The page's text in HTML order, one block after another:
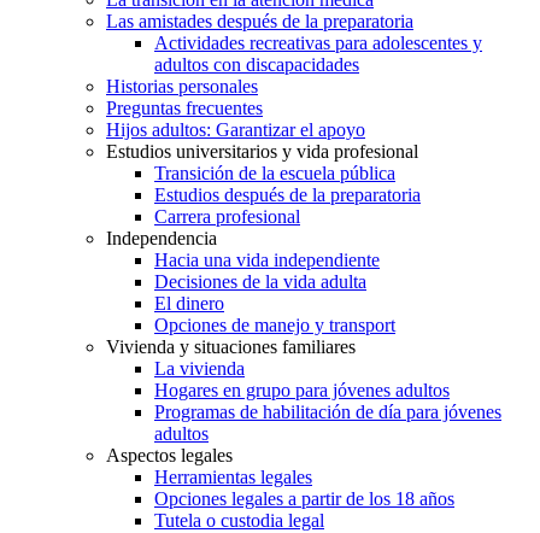
Las amistades después de la preparatoria
Actividades recreativas para adolescentes y
adultos con discapacidades
Historias personales
Preguntas frecuentes
Hijos adultos: Garantizar el apoyo
Estudios universitarios y vida profesional
Transición de la escuela pública
Estudios después de la preparatoria
Carrera profesional
Independencia
Hacia una vida independiente
Decisiones de la vida adulta
El dinero
Opciones de manejo y transport
Vivienda y situaciones familiares
La vivienda
Hogares en grupo para jóvenes adultos
Programas de habilitación de día para jóvenes
adultos
Aspectos legales
Herramientas legales
Opciones legales a partir de los 18 años
Tutela o custodia legal